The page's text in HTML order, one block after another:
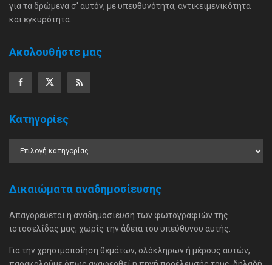
για τα δρώμενα σ' αυτόν, με υπευθυνότητα, αντικειμενικότητα
και εγκυρότητα.
Ακολουθήστε μας
Κατηγορίες
Δικαιώματα αναδημοσίευσης
Απαγορεύεται η αναδημοσίευση των φωτογραφιών της
ιστοσελίδας μας, χωρίς την άδεια του υπεύθυνου αυτής.
Για την χρησιμοποίηση θεμάτων, ολόκληρων ή μέρους αυτών,